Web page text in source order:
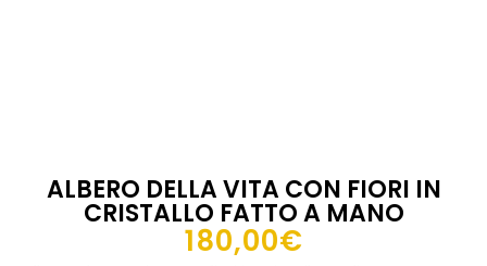
ALBERO DELLA VITA CON FIORI IN
CRISTALLO FATTO A MANO
180,00€